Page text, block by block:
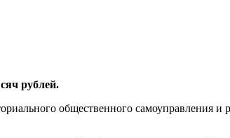
рублей.
общественного самоуправления и